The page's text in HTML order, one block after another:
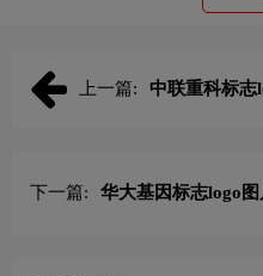
上一篇: 中联重科标志
下一篇: 华大基因标志logo图